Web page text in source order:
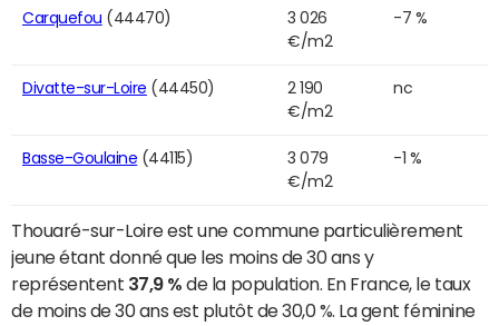
Carquefou (44470)
3 026
€/m2
-7 %
Divatte-sur-Loire (44450)
2 190
€/m2
nc
Basse-Goulaine (44115)
3 079
€/m2
-1 %
Thouaré-sur-Loire est une commune particulièrement
jeune étant donné que les moins de 30 ans y
représentent 37,9 % de la population. En France, le taux
de moins de 30 ans est plutôt de 30,0 %. La gent féminine